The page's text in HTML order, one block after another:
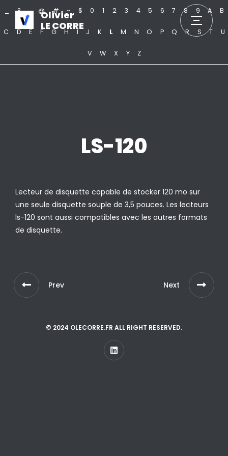
Olivier
LE CORRE
? . @ # ~ $ 0 1 2 3 4 5 6 7 8 9 A B
C D E F G H I J K L M N O P Q R S T U
V W X Y Z
LS-120
Lecteur de disquette capable de stocker 120 mo sur
une seule disquette souple de 3,5 pouces. Les lecteurs
ls-120 sont aussi compatibles avec les autres formats
de disquette.
Prev Next
© 2024 OLECORRE.FR ALL RIGHT RESERVED.